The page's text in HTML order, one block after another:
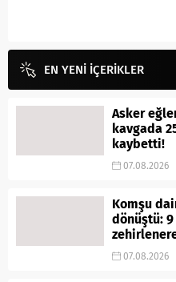
EN YENİ İÇERİKLER
Asker
kavgada
kaybetti!
07.08.2026
Komşu
dönüştü:
07.08.2026